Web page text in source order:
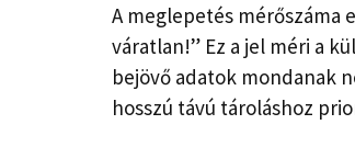
A meglepetés mérőszáma
váratlan!” Ez a jel méri a
bejövő adatok mondanak
hosszú távú tároláshoz